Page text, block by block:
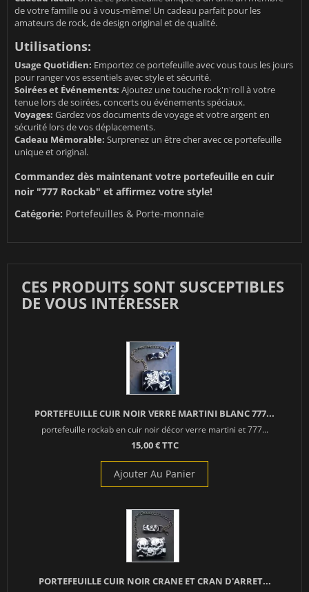
de votre famille ou à vous-même! Un cadeau parfait pour les
amateurs de rock, de design original et de qualité.
Utilisations:
Usage Quotidien: Emportez ce portefeuille avec vous tous les jours
pour ranger vos essentiels avec style et sécurité.
Soirées et Événements: Ajoutez une touche rock'n'roll à votre
tenue lors de soirées, concerts ou événements spéciaux.
Voyages: Gardez vos documents de voyage et votre argent en
sécurité lors de vos déplacements.
Cadeau Mémorable: Surprenez un être cher avec ce portefeuille
unique et original.
Commandez dès maintenant votre portefeuille en cuir
noir "777 Rockab" et affirmez votre style!
Catégorie: Portefeuilles & Porte-monnaie
CES PRODUITS SONT SUSCEPTIBLES
DE VOUS INTÉRESSER
PORTEFEUILLE CUIR NOIR VERRE MARTINI BLANC 777...
portefeuille rockab en cuir noir décor verre martini et 777...
15,00 € TTC
Ajouter Au Panier
PORTEFEUILLE CUIR NOIR CRANE ET CRAN D'ARRET...